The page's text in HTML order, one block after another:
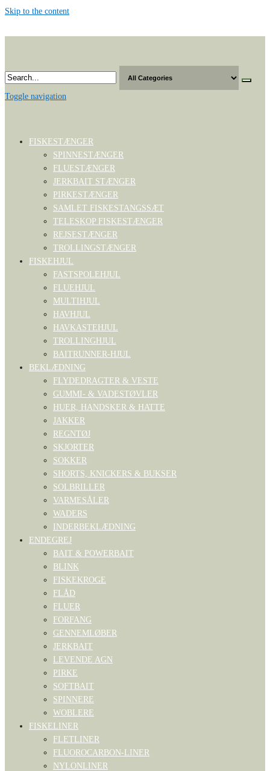
Skip to the content
Toggle navigation
FISKESTÆNGER
SPINNESTÆNGER
FLUESTÆNGER
JERKBAIT STÆNGER
PIRKESTÆNGER
SAMLET FISKESTANGSSÆT
TELESKOP FISKESTÆNGER
REJSESTÆNGER
TROLLINGSTÆNGER
FISKEHJUL
FASTSPOLEHJUL
FLUEHJUL
MULTIHJUL
HAVHJUL
HAVKASTEHJUL
TROLLINGHJUL
BAITRUNNER-HJUL
BEKLÆDNING
FLYDEDRAGTER & VESTE
GUMMI- & VADESTØVLER
HUER, HANDSKER & HATTE
JAKKER
REGNTØJ
SKJORTER
SOKKER
SHORTS, KNICKERS & BUKSER
SOLBRILLER
VARMESÅLER
WADERS
INDERBEKLÆDNING
ENDEGREJ
BAIT & POWERBAIT
BLINK
FISKEKROGE
FLÅD
FLUER
FORFANG
GENNEMLØBER
JERKBAIT
LEVENDE AGN
PIRKE
SOFTBAIT
SPINNERE
WOBLERE
FISKELINER
FLETLINER
FLUOROCARBON-LINER
NYLONLINER